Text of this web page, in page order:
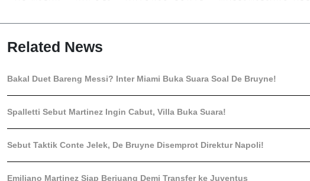
Related News
Bakal Duet Bareng Messi? Inter Miami Buka Suara Soal De Bruyne!
Spalletti Sebut Martinez Ingin Cabut, Villa Buka Suara!
Sebut Taktik Conte Jelek, De Bruyne Disemprot Direktur Napoli!
Emiliano Martinez Siap Berjuang Demi Transfer ke Juventus